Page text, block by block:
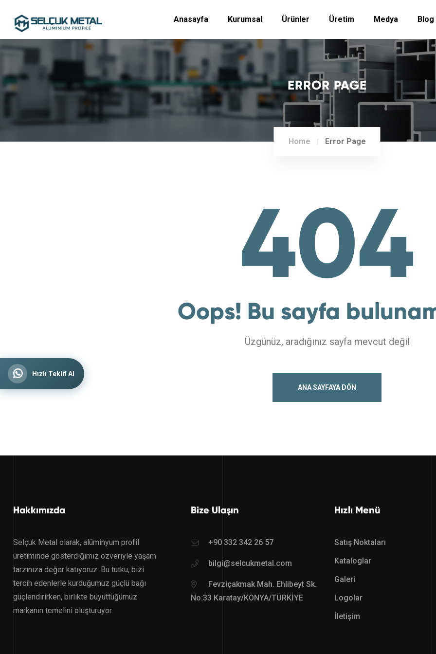
Anasayfa Kurumsal Ürünler Üretim Medya Blog
ERROR PAGE
Home Error Page
404
Oops! Bu sayfa
Üzgünüz, aradığınız sayfa mevcut değil
ANA SAYFAYA DÖN
Hakkımızda
Selçuk Metal olarak, alüminyum profil
üretiminde gösterdiğimiz özveriyle yaşam
tarzınıza değer katıyoruz. Bu tutku, bizi
tercih edenlerle kurduğumuz güçlü bağı
güçlendirirken, birlikte büyüttüğümüz
markanın temelini oluşturuyor.
Bize Ulaşın
+90 332 342 26 57
bilgi@selcukmetal.com
Fevziçakmak Mah. Ehlibeyt Sk.
No:33 Karatay/KONYA/TÜRKİYE
Hızlı Menü
Satış Noktaları
Kataloglar
Galeri
Logolar
İletişim
Hızlı Teklif Al